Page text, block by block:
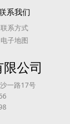
系我们
联系方式
电子地图
公司
一路17号